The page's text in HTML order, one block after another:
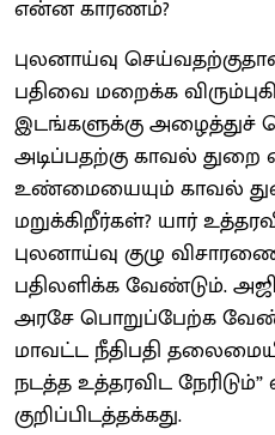
என்ன காரணம்?
புலனாய்வு
பதிவை மறைக்க
இடங்களுக்கு அழைத்துச்
அடிப்பதற்கு காவல் துறை
உண்மையையும் காவல்
மறுக்கிறீர்கள்? யார்
புலனாய்வு குழு
பதிலளிக்க வேண்டும்.
அரசே பொறுப்பேற்க
மாவட்ட நீதிபதி
நடத்த உத்தரவிட நேரிடும்”
குறிப்பிடத்தக்கது.